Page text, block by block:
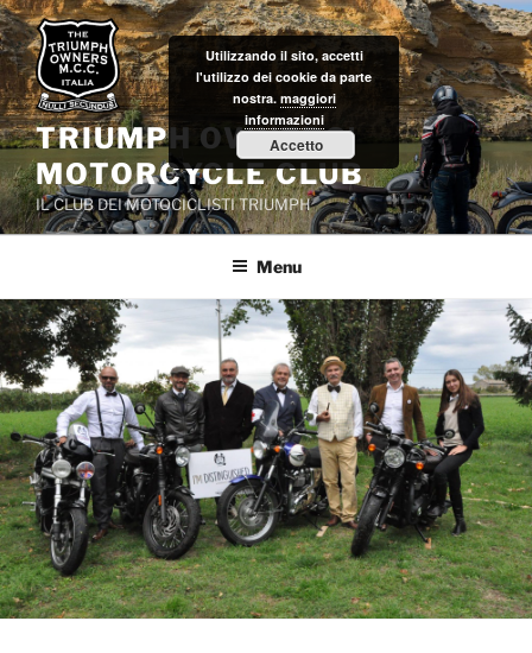
Salta
al
contenuto
TRIUMPH OWNERS'
MOTORCYCLE CLUB
IL CLUB DEI MOTOCICLISTI TRIUMPH
Menu
Utilizzando il sito, accetti
l'utilizzo dei cookie da parte
nostra. maggiori
informazioni
Accetto